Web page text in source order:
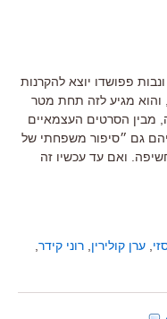
פפושדו יוצא להקרנות
והוא מגיע לזה תחת מטר
מבין הסרטים העצמאיים
גם ״סיפור משפחתי של
ואם עד עכשיו זה
ערן קולירין רוני קידר